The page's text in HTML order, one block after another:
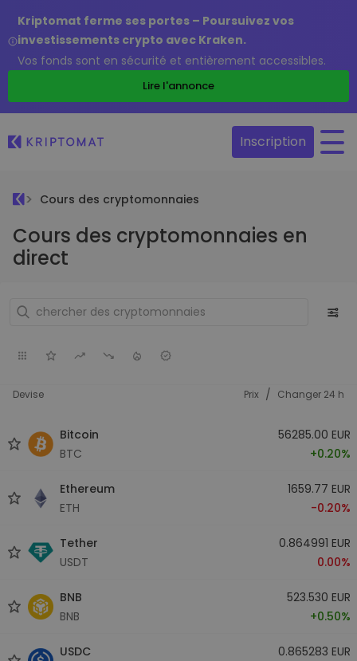
Kriptomat ferme ses portes – Poursuivez vos
investissements crypto avec Kraken.
Vos fonds sont en sécurité et entièrement accessibles.
Lire l'annonce
Inscription
Cours des cryptomonnaies
Cours des cryptomonnaies en
direct
Devise Prix / Changer 24 h
Bitcoin
BTC
56285.00 EUR
+0.20%
Ethereum
ETH
1659.77 EUR
-0.20%
Tether
USDT
0.864991 EUR
0.00%
BNB
BNB
523.530 EUR
+0.50%
USDC
0.865283 EUR